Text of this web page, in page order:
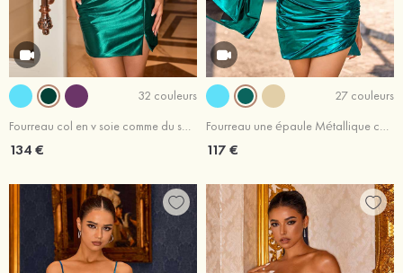
32 couleurs
Fourreau col en v soie comme du satin courte/mini robe de fête de la rentrée
134 €
27 couleurs
Fourreau une épaule Métallique courte/mini robe de fête de la rentrée
117 €